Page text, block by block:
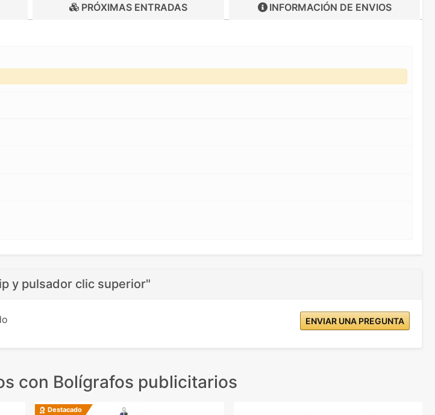
PRÓXIMAS ENTRADAS INFORMACIÓN DE ENVIOS
y pulsador clic superior"
ENVIAR UNA PREGUNTA
con Bolígrafos publicitarios
Destacado